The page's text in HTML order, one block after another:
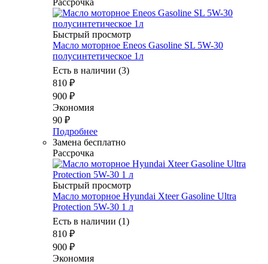
Быстрый просмотр
Масло моторное Eneos Gasoline SL 5W-30
полусинтетическое 1л
Есть в наличии (3)
810 ₽
900 ₽
Экономия
90 ₽
Подробнее
Замена бесплатно
Рассрочка
Быстрый просмотр
Масло моторное Hyundai Xteer Gasoline Ultra
Protection 5W-30 1 л
Есть в наличии (1)
810 ₽
900 ₽
Экономия